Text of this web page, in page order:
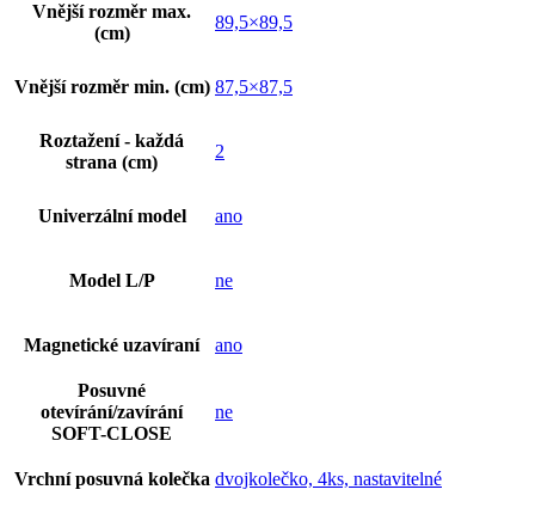
Vnější rozměr max.
(cm)
89,5×89,5
Vnější rozměr min. (cm) 87,5×87,5
Roztažení - každá
strana (cm)
2
Univerzální model ano
Model L/P ne
Magnetické uzavíraní ano
Posuvné
otevírání/zavírání
SOFT-CLOSE
ne
Vrchní posuvná kolečka dvojkolečko, 4ks, nastavitelné